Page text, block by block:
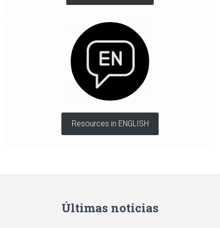
Resources in ENGLISH
Últimas noticias